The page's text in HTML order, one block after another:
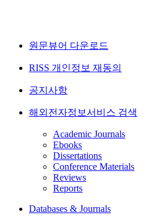
원문뷰어 다운로드
RISS 개인정보 재동의
공지사항
해외전자정보서비스 검색
Academic Journals
Ebooks
Dissertations
Conference Materials
Reviews
Reports
Databases & Journals